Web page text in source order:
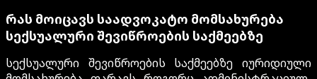
რას მოიცავს საადვოკატო მომსახურება
სექსუალური შევიწროების საქმეებზე
სექსუალური შევიწროების საქმეებზე იურიდიული